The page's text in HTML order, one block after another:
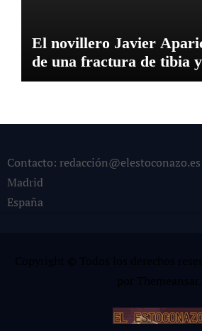
El novillero Javier
de una fractura de tibia
Contacto: redacción@elestoconazo.es
Madrid
España